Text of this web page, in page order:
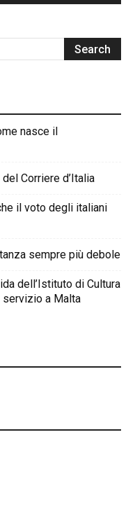
nasce il
Corriere d’Italia
il voto degli italiani
sempre più debole
dell’Istituto di Cultura
servizio a Malta